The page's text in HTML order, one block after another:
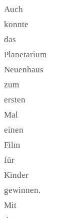
Auch
konnte
das
Planetarium
Neuenhaus
zum
ersten
Mal
einen
Film
für
Kinder
gewinnen.
Mit